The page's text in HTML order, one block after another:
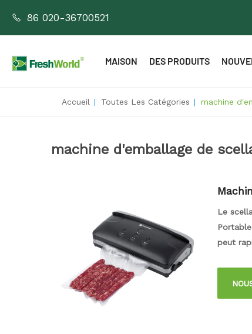
86 020-36700521
MAISON DES PRODUITS
Accueil | Toutes Les Catégories | machine
machine d'emballage de
Le
peut